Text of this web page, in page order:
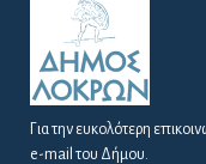
Για την ευκολότερη
e-mail του Δήμου.